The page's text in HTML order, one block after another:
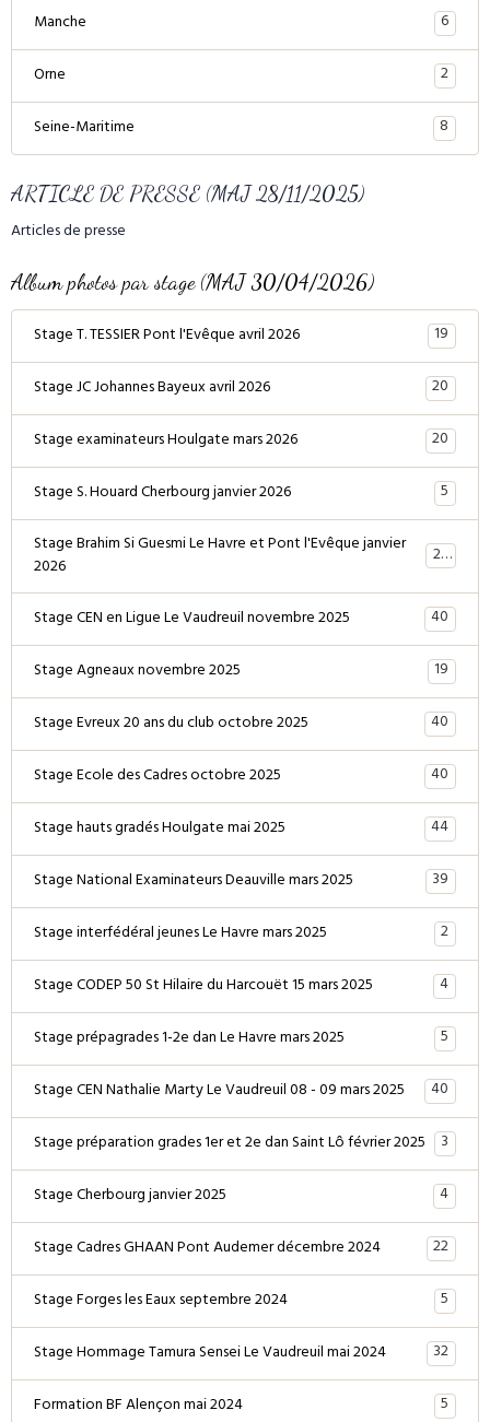
Manche
6
Orne
2
Seine-Maritime
8
ARTICLE DE PRESSE (MAJ 28/11/2025)
Articles de presse
Album photos par stage (MAJ 30/04/2026)
Stage T. TESSIER Pont l'Evêque avril 2026
19
Stage JC Johannes Bayeux avril 2026
20
Stage examinateurs Houlgate mars 2026
20
Stage S. Houard Cherbourg janvier 2026
5
Stage Brahim Si Guesmi Le Havre et Pont l'Evêque janvier
2026 28
Stage CEN en Ligue Le Vaudreuil novembre 2025
40
Stage Agneaux novembre 2025
19
Stage Evreux 20 ans du club octobre 2025
40
Stage Ecole des Cadres octobre 2025
40
Stage hauts gradés Houlgate mai 2025
44
Stage National Examinateurs Deauville mars 2025
39
Stage interfédéral jeunes Le Havre mars 2025
2
Stage CODEP 50 St Hilaire du Harcouët 15 mars 2025
4
Stage prépagrades 1-2e dan Le Havre mars 2025
5
Stage CEN Nathalie Marty Le Vaudreuil 08 - 09 mars 2025
40
Stage préparation grades 1er et 2e dan Saint Lô février 2025 3
Stage Cherbourg janvier 2025
4
Stage Cadres GHAAN Pont Audemer décembre 2024
22
Stage Forges les Eaux septembre 2024
5
Stage Hommage Tamura Sensei Le Vaudreuil mai 2024
32
Formation BF Alençon mai 2024
5